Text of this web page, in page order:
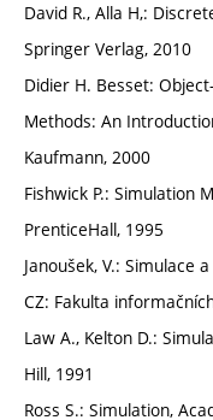
David R., Alla H,:
Springer Verlag, 2010
Didier H. Besset:
Methods: An
Kaufmann, 2000
Fishwick P.: Simulation
PrenticeHall, 1995
Janoušek, V.: Simulace
CZ: Fakulta
Law A., Kelton D.:
Hill, 1991
Ross S.: Simulation,